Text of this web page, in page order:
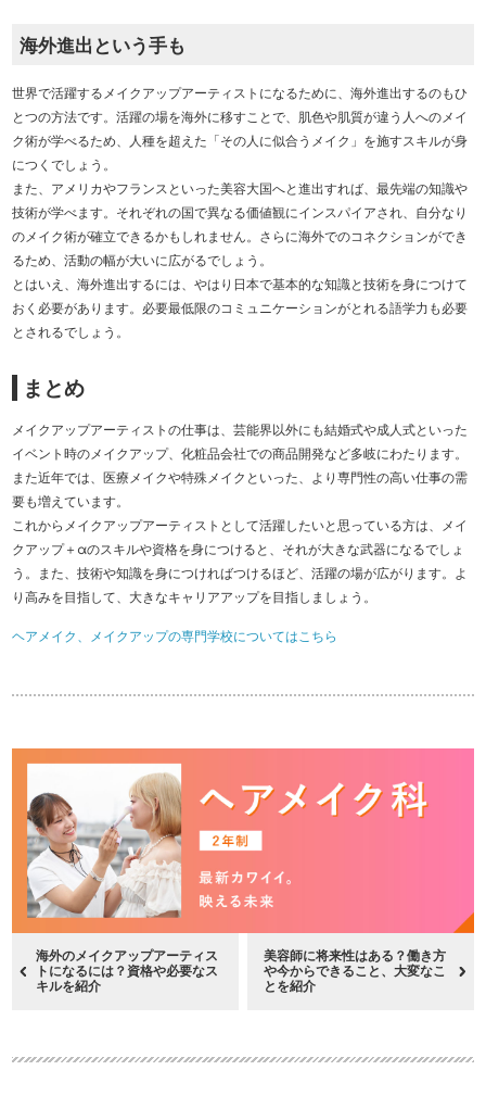
海外進出という手も
世界で活躍するメイクアップアーティストになるために、海外進出するのもひ
とつの方法です。活躍の場を海外に移すことで、肌色や肌質が違う人へのメイ
ク術が学べるため、人種を超えた「その人に似合うメイク」を施すスキルが身
につくでしょう。
また、アメリカやフランスといった美容大国へと進出すれば、最先端の知識や
技術が学べます。それぞれの国で異なる価値観にインスパイアされ、自分なり
のメイク術が確立できるかもしれません。さらに海外でのコネクションができ
るため、活動の幅が大いに広がるでしょう。
とはいえ、海外進出するには、やはり日本で基本的な知識と技術を身につけて
おく必要があります。必要最低限のコミュニケーションがとれる語学力も必要
とされるでしょう。
まとめ
メイクアップアーティストの仕事は、芸能界以外にも結婚式や成人式といった
イベント時のメイクアップ、化粧品会社での商品開発など多岐にわたります。
また近年では、医療メイクや特殊メイクといった、より専門性の高い仕事の需
要も増えています。
これからメイクアップアーティストとして活躍したいと思っている方は、メイ
クアップ＋αのスキルや資格を身につけると、それが大きな武器になるでしょ
う。また、技術や知識を身につければつけるほど、活躍の場が広がります。よ
り高みを目指して、大きなキャリアアップを目指しましょう。
ヘアメイク、メイクアップの専門学校についてはこちら
海外のメイクアップアーティス
トになるには？資格や必要なス
キルを紹介
美容師に将来性はある？働き方
や今からできること、大変なこ
とを紹介